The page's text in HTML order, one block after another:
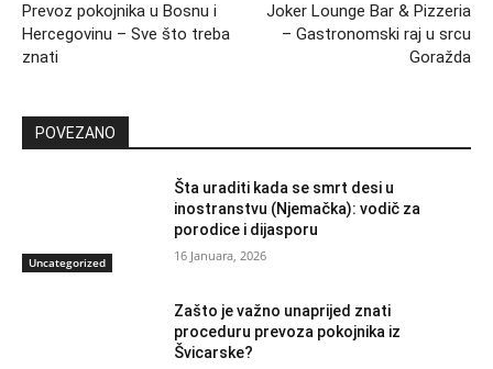
Prevoz pokojnika u Bosnu i
Hercegovinu – Sve što treba
znati
Joker Lounge Bar & Pizzeria
– Gastronomski raj u srcu
Goražda
POVEZANO
Uncategorized
Šta uraditi kada se smrt desi u
inostranstvu (Njemačka): vodič za
porodice i dijasporu
16 Januara, 2026
Zašto je važno unaprijed znati
proceduru prevoza pokojnika iz
Švicarske?